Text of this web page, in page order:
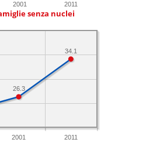
2001 2011
senza nuclei
2001 2011
34.1
26.3